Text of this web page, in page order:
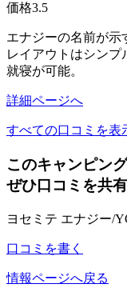
価格3.5
エナジーの名前が示
レイアウトはシンプ
就寝が可能。
詳細ページへ
すべての口コミを表
このキャンピン
ぜひ口コミを共
ヨセミテ エナジー/
口コミを書く
情報ページへ戻る